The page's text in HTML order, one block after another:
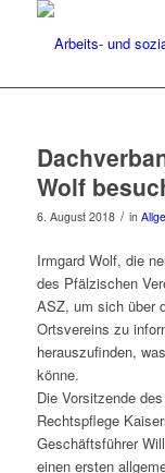
Wolf
6. August 2018 / in
Irmgard Wolf, die
des Pfälzischen
ASZ, um sich über
Ortsvereins zu
herauszufinden,
könne.
Die Vorsitzende
Rechtspflege
Geschäftsführer
einen ersten